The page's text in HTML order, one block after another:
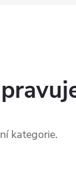
kategorie.